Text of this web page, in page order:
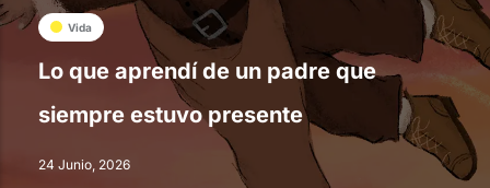
Vida
Lo que aprendí de un padre que
siempre estuvo presente
24 Junio, 2026